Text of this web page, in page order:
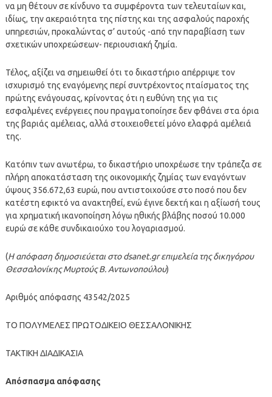
να μη θέτουν σε κίνδυνο τα συμφέροντα των τελευταίων και,
ιδίως, την ακεραιότητα της πίστης και της ασφαλούς παροχής
υπηρεσιών, προκαλώντας σ’ αυτούς -από την παραβίαση των
σχετικών υποχρεώσεων- περιουσιακή ζημία.
Τέλος, αξίζει να σημειωθεί ότι το δικαστήριο απέρριψε τον
ισχυρισμό της εναγόμενης περί συντρέχοντος πταίσματος της
πρώτης ενάγουσας, κρίνοντας ότι η ευθύνη της για τις
εσφαλμένες ενέργειες που πραγματοποίησε δεν φθάνει στα όρια
της βαριάς αμέλειας, αλλά στοιχειοθετεί μόνο ελαφρά αμέλειά
της.
Κατόπιν των ανωτέρω, το δικαστήριο υποχρέωσε την τράπεζα σε
πλήρη αποκατάσταση της οικονομικής ζημίας των εναγόντων
ύψους 356.672,63 ευρώ, που αντιστοιχούσε στο ποσό που δεν
κατέστη εφικτό να ανακτηθεί, ενώ έγινε δεκτή και η αξίωσή τους
για χρηματική ικανοποίηση λόγω ηθικής βλάβης ποσού 10.000
ευρώ σε κάθε συνδικαιούχο του λογαριασμού.
(Η απόφαση δημοσιεύεται στο dsanet.gr επιμελεία της δικηγόρου
Θεσσαλονίκης Μυρτούς B. Αντωνοπούλου)
Αριθμός απόφασης 43542/2025
ΤΟ ΠΟΛΥΜΕΛΕΣ ΠΡΩΤΟΔΙΚΕΙΟ ΘΕΣΣΑΛΟΝΙΚΗΣ
ΤΑΚΤΙΚΗ ΔΙΑΔΙΚΑΣΙΑ
Απόσπασμα απόφασης